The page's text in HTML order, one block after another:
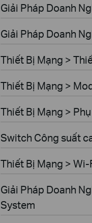
Giải Pháp Doanh
Giải Pháp Doanh
Thiết Bị Mạng >
Thiết Bị Mạng >
Thiết Bị Mạng >
Switch Công suất
Thiết Bị Mạng >
Giải Pháp Doanh
System